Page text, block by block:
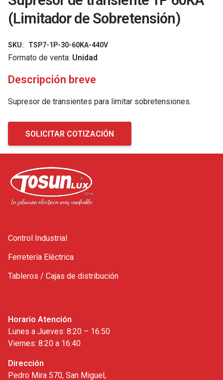
(Limitador de Sobretensión)
SKU: TSP7-1P-30-60KA-440V
Formato de venta: Unidad
Descripción breve
Supresor de transientes para limitar sobretensiones.
SOLICITAR COTIZACIÓN
Control Industrial
Ferretería Eléctrica
Tableros / Cajas de distribución
Horario Atención
Lunes a Jueves: 8:20 – 16:50
Viernes: 8:20 a 16:40
Dirección
Pedro Mira 570, San Miguel,